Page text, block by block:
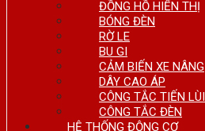
ĐỒNG HỒ HIỂN THỊ
BÓNG ĐÈN
RỜ LE
BU GI
CẢM BIẾN XE NÂNG
DÂY CAO ÁP
CÔNG TẮC TIẾN LÙI
CÔNG TẮC ĐÈN
HỆ THỐNG ĐỘNG CƠ